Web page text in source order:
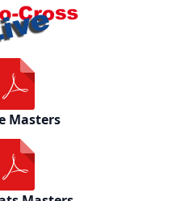
Masters